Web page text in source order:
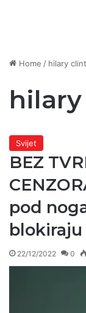
Home / hilary
Svijet
BEZ
pod
22/12/2022 0